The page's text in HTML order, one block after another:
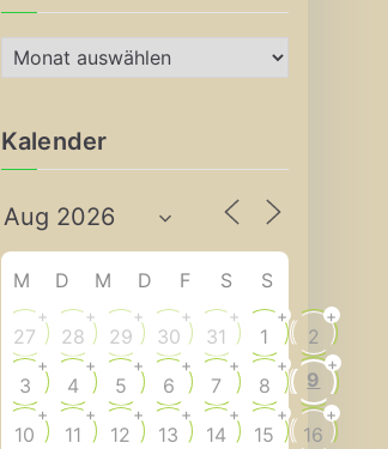
r
h
v
Kalender
M D M D F S S
27
+
28
+
29
+
30
+
31
+
1
+
2
+
3
+
4
+
5
+
6
+
7
+
8
+
9
+
10
+
11
+
12
+
13
+
14
+
15
+
16
+